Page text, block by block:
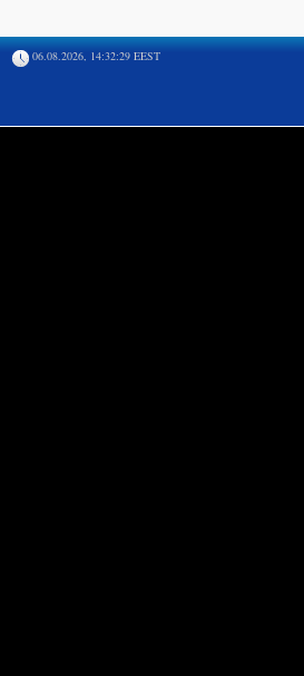
06.08.2026, 14:32:29 EEST